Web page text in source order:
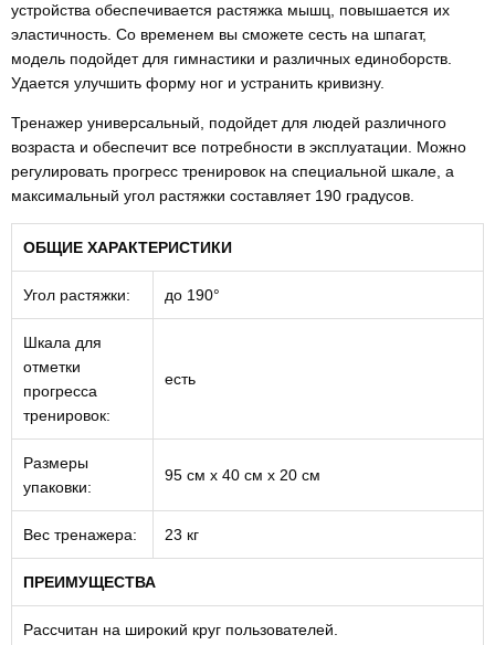
устройства обеспечивается растяжка мышц, повышается их
эластичность. Со временем вы сможете сесть на шпагат,
модель подойдет для гимнастики и различных единоборств.
Удается улучшить форму ног и устранить кривизну.
Тренажер универсальный, подойдет для людей различного
возраста и обеспечит все потребности в эксплуатации. Можно
регулировать прогресс тренировок на специальной шкале, а
максимальный угол растяжки составляет 190 градусов.
ОБЩИЕ ХАРАКТЕРИСТИКИ
Угол растяжки: до 190°
Шкала для
отметки
прогресса
тренировок:
есть
Размеры
упаковки:
95 см х 40 см х 20 см
Вес тренажера: 23 кг
ПРЕИМУЩЕСТВА
Рассчитан на широкий круг пользователей.